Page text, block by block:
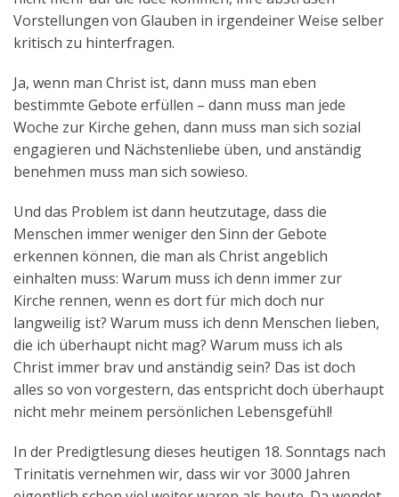
Vorstellungen von Glauben in irgendeiner Weise selber
kritisch zu hinterfragen.
Ja, wenn man Christ ist, dann muss man eben
bestimmte Gebote erfüllen – dann muss man jede
Woche zur Kirche gehen, dann muss man sich sozial
engagieren und Nächstenliebe üben, und anständig
benehmen muss man sich sowieso.
Und das Problem ist dann heutzutage, dass die
Menschen immer weniger den Sinn der Gebote
erkennen können, die man als Christ angeblich
einhalten muss: Warum muss ich denn immer zur
Kirche rennen, wenn es dort für mich doch nur
langweilig ist? Warum muss ich denn Menschen lieben,
die ich überhaupt nicht mag? Warum muss ich als
Christ immer brav und anständig sein? Das ist doch
alles so von vorgestern, das entspricht doch überhaupt
nicht mehr meinem persönlichen Lebensgefühl!
In der Predigtlesung dieses heutigen 18. Sonntags nach
Trinitatis vernehmen wir, dass wir vor 3000 Jahren